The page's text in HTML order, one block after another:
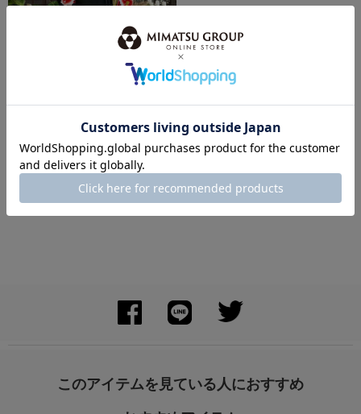
このアイテムを見ている人におすすめ